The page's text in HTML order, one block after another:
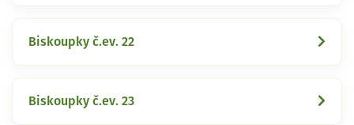
Biskoupky č.ev. 22
Biskoupky č.ev. 23